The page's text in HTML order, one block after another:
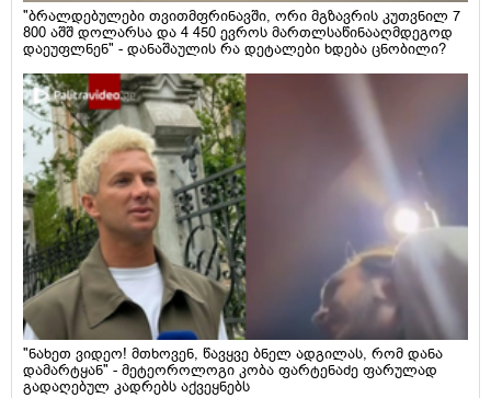
"ბრალდებულები თვითმფრინავში, ორი მგზავრის კუთვნილ 7
800 აშშ დოლარსა და 4 450 ევროს მართლსაწინააღმდეგოდ
დაეუფლნენ" - დანაშაულის რა დეტალები ხდება ცნობილი?
"ნახეთ ვიდეო! მთხოვენ, წავყვე ბნელ ადგილას, რომ დანა
დამარტყან" - მეტეოროლოგი კობა ფარტენაძე ფარულად
გადაღებულ კადრებს აქვეყნებს